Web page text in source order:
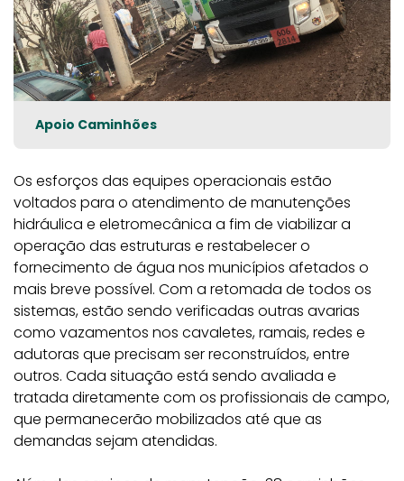
Apoio Caminhões
Os esforços das equipes operacionais estão
voltados para o atendimento de manutenções
hidráulica e eletromecânica a fim de viabilizar a
operação das estruturas e restabelecer o
fornecimento de água nos municípios afetados o
mais breve possível. Com a retomada de todos os
sistemas, estão sendo verificadas outras avarias
como vazamentos nos cavaletes, ramais, redes e
adutoras que precisam ser reconstruídos, entre
outros. Cada situação está sendo avaliada e
tratada diretamente com os profissionais de campo,
que permanecerão mobilizados até que as
demandas sejam atendidas.